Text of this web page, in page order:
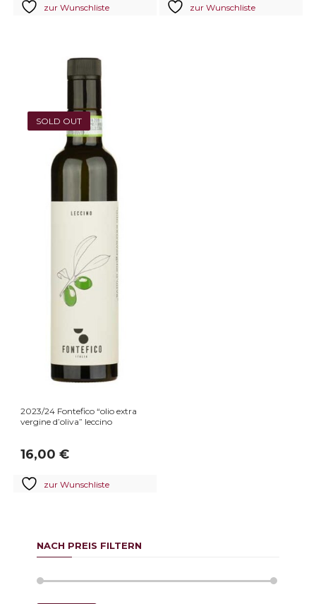
zur Wunschliste zur Wunschliste
SOLD OUT
2023/24 Fontefico “olio extra
vergine d’oliva” leccino
16,00€
zur Wunschliste
NACH PREIS FILTERN